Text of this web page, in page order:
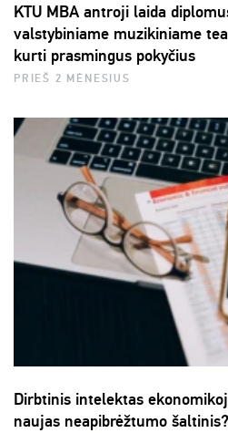
KTU MBA antroji laida
valstybiniame muzikiniame
kurti prasmingus pokyčius
PRIEŠ 2 MĖNESIUS
Dirbtinis intelektas
naujas neapibrėžtumo šaltinis?